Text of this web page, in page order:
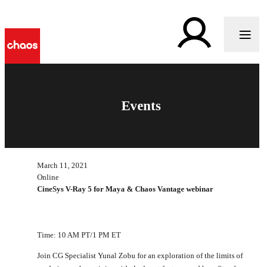
Events
March 11, 2021
Online
CineSys V-Ray 5 for Maya & Chaos Vantage webinar
Time: 10 AM PT/1 PM ET
Join CG Specialist Yunal Zobu for an exploration of the limits of